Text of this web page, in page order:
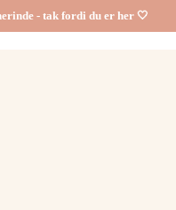
- tak fordi du er her 🤍